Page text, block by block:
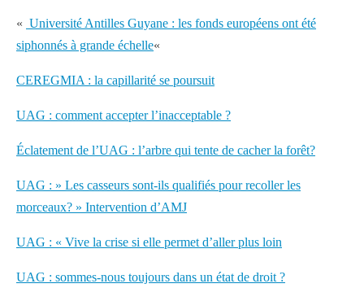
« Université Antilles Guyane : les fonds européens ont été
siphonnés à grande échelle«
CEREGMIA : la capillarité se poursuit
UAG : comment accepter l’inacceptable ?
Éclatement de l’UAG : l’arbre qui tente de cacher la forêt?
UAG : » Les casseurs sont-ils qualifiés pour recoller les
morceaux? » Intervention d’AMJ
UAG : « Vive la crise si elle permet d’aller plus loin
UAG : sommes-nous toujours dans un état de droit ?